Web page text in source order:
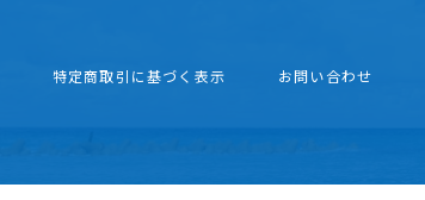
特定商取引に基づく表示 お問い合わせ